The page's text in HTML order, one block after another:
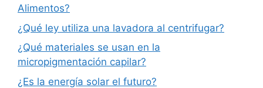
Alimentos?
¿Qué ley utiliza una lavadora al centrifugar?
¿Qué materiales se usan en la
micropigmentación capilar?
¿Es la energía solar el futuro?